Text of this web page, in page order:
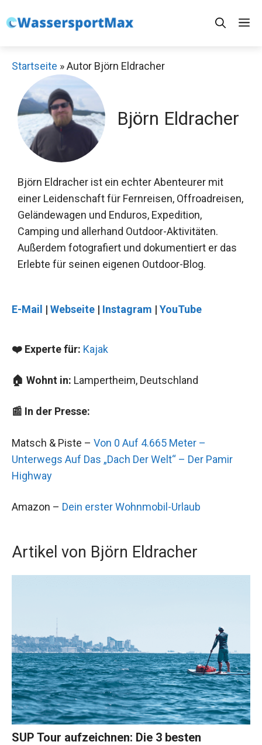
Inhalt
Startseite »Autor Björn Eldracher
Björn Eldracher
Björn Eldracher ist ein echter Abenteurer mit
einer Leidenschaft für Fernreisen, Offroadreisen,
Geländewagen und Enduros, Expedition,
Camping und allerhand Outdoor-Aktivitäten.
Außerdem fotografiert und dokumentiert er das
Erlebte für seinen eigenen Outdoor-Blog.
E-Mail | Webseite | Instagram | YouTube
❤️ Experte für: Kajak
🏠 Wohnt in: Lampertheim, Deutschland
📰 In der Presse:
Matsch & Piste – Von 0 Auf 4.665 Meter –
Unterwegs Auf Das „Dach Der Welt“ – Der Pamir
Highway
Amazon – Dein erster Wohnmobil-Urlaub
Artikel von Björn Eldracher
SUP Tour aufzeichnen: Die 3 besten